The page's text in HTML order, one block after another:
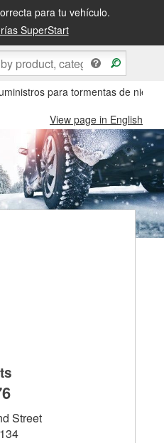
para tu vehículo.
SuperStart
para tormentas de nieve
View page in English
Street